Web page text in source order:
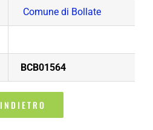
Comune di Bollate
BCB01564
INDIETRO